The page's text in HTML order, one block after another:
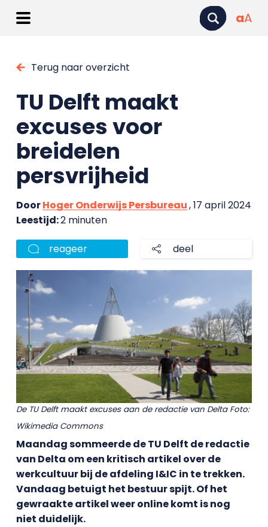
aA
Terug naar overzicht
TU Delft maakt
excuses voor
breidelen
persvrijheid
DoorHoger Onderwijs Persbureau, 17 april 2024
Leestijd:2 minuten
reageer deel
De TU Delft maakt excuses aan de redactie van Delta Foto:
Wikimedia Commons
Maandag sommeerde de TU Delft de redactie
van Delta om een kritisch artikel over de
werkcultuur bij de afdeling I&IC in te trekken.
Vandaag betuigt het bestuur spijt. Of het
gewraakte artikel weer online komt is nog
niet duidelijk.